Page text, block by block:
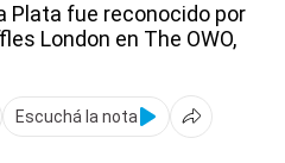
Plata fue reconocido por
London en The OWO,
Escuchá la nota